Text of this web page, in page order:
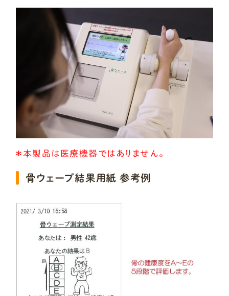
＊本製品は医療機器ではありません。
骨ウェーブ結果用紙 参考例